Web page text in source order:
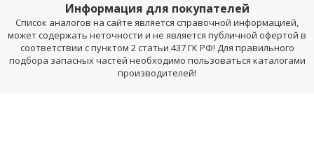
Информация для покупателей
Список аналогов на сайте является справочной информацией,
может содержать неточности и не является публичной офертой в
соответствии с пунктом 2 статьи 437 ГК РФ! Для правильного
подбора запасных частей необходимо пользоваться каталогами
производителей!